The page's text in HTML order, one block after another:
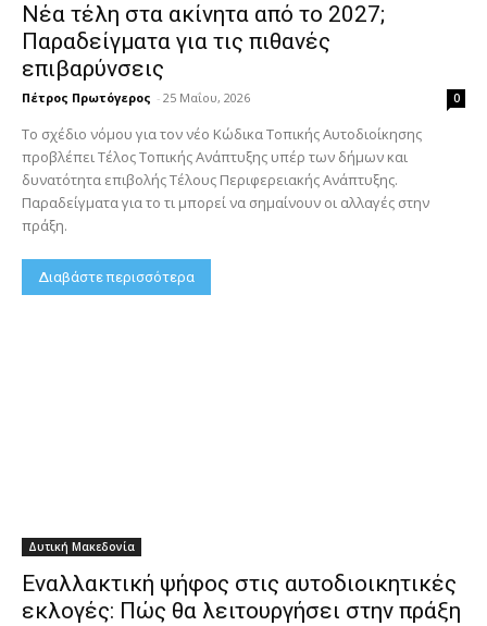
Νέα τέλη στα ακίνητα από το 2027;
Παραδείγματα για τις πιθανές
επιβαρύνσεις
Πέτρος Πρωτόγερος - 25 Μαΐου, 2026 0
Το σχέδιο νόμου για τον νέο Κώδικα Τοπικής Αυτοδιοίκησης
προβλέπει Τέλος Τοπικής Ανάπτυξης υπέρ των δήμων και
δυνατότητα επιβολής Τέλους Περιφερειακής Ανάπτυξης.
Παραδείγματα για το τι μπορεί να σημαίνουν οι αλλαγές στην
πράξη.
Διαβάστε περισσότερα
Δυτική Μακεδονία
Εναλλακτική ψήφος στις αυτοδιοικητικές
εκλογές: Πώς θα λειτουργήσει στην πράξη